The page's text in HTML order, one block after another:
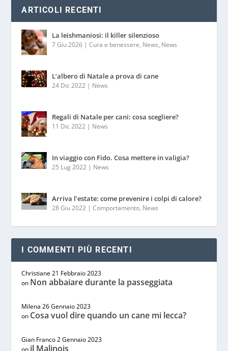
ARTICOLI RECENTI
La leishmaniosi: il killer silenzioso
7 Giu 2026 |Cura e benessere, News, News
L’albero di Natale a prova di cane
24 Dic 2022 | News
Regali di Natale per cani: cosa scegliere?
11 Dic 2022 | News
In viaggio con Fido. Cosa mettere in valigia?
25 Lug 2022 | News
Arriva l’estate: come prevenire i colpi di calore?
28 Giu 2022 |Comportamento, News
I COMMENTI PIÙ RECENTI
Christiane 21 Febbraio 2023
on Non abbaiare durante la passeggiata
Milena 26 Gennaio 2023
on Cosa vuol dire quando un cane mi lecca?
Gian Franco 2 Gennaio 2023
il Malinois